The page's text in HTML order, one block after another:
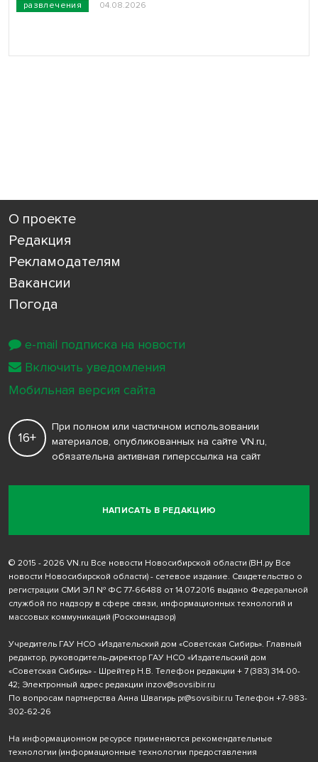
развлечения 04.08.2026
О проекте
Редакция
Рекламодателям
Вакансии
Погода
НАПИСАТЬ В РЕДАКЦИЮ
16+
При полном или частичном использовании
материалов, опубликованных на сайте VN.ru,
обязательна активная гиперссылка на сайт
© 2015 - 2026 VN.ru Все новости Новосибирской области (ВН.ру Все
новости Новосибирской области) - сетевое издание. Свидетельство о
регистрации СМИ ЭЛ № ФС 77-66488 от 14.07.2016 выдано Федеральной
службой по надзору в сфере связи, информационных технологий и
массовых коммуникаций (Роскомнадзор)
Учредитель ГАУ НСО «Издательский дом «Советская Сибирь». Главный
редактор, руководитель-директор ГАУ НСО «Издательский дом
«Советская Сибирь» - Шрейтер Н.В. Телефон редакции + 7 (383) 314-00-
42; Электронный адрес редакции inzov@sovsibir.ru
По вопросам партнерства Анна Швагирь pr@sovsibir.ru Телефон +7-983-
302-62-26
На информационном ресурсе применяются рекомендательные
технологии (информационные технологии предоставления
e-mail подписка на новости
Включить уведомления
Мобильная версия сайта